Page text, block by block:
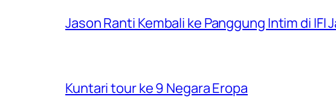
Jason Ranti Kembali ke Panggung Intim di IFI
Kuntari tour ke 9 Negara Eropa